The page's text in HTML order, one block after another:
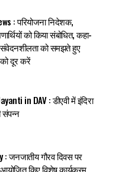
: परियोजना निदेशक,
को किया संबोधित, कहा-
संवेदनशीलता को समझते हुए
दूर करें
in DAV : डीएवी में इंदिरा
संपन्न
जनजातीय गौरव दिवस पर
किए विशेष कार्यक्रम